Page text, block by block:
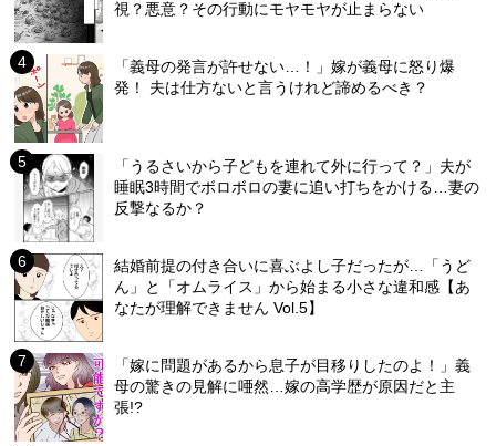
視？悪意？その行動にモヤモヤが止まらない
「義母の発言が許せない…！」嫁が義母に怒り爆
発！ 夫は仕方ないと言うけれど諦めるべき？
「うるさいから子どもを連れて外に行って？」夫が
睡眠3時間でボロボロの妻に追い打ちをかける…妻の
反撃なるか？
結婚前提の付き合いに喜ぶよし子だったが…「うど
ん」と「オムライス」から始まる小さな違和感【あ
なたが理解できません Vol.5】
「嫁に問題があるから息子が目移りしたのよ！」義
母の驚きの見解に唖然…嫁の高学歴が原因だと主
張!?